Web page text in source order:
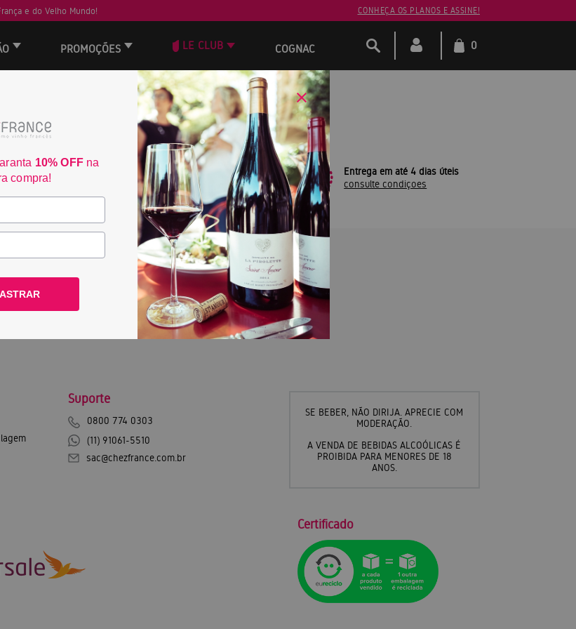
e do Velho Mundo! CONHEÇA OS PLANOS E ASSINE!
PROMOÇÕES LE CLUB COGNAC 0
Grátis acima de
3% de desconto no boleto
consulte condiçoes
Entrega em até 4 dias úteis
consulte condiçoes
A CHEZ FRANCE
Suporte
0800 774 0303
(11) 91061-5510
sac@chezfrance.com.br
SE BEBER, NÃO DIRIJA. APRECIE COM
MODERAÇÃO.
A VENDA DE BEBIDAS ALCOÓLICAS É
PROIBIDA PARA MENORES DE 18
ANOS.
Certificado
10% OFF na
compra!